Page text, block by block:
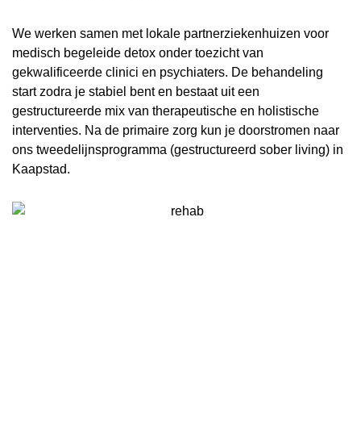
We werken samen met lokale partnerziekenhuizen voor
medisch begeleide detox onder toezicht van
gekwalificeerde clinici en psychiaters. De behandeling
start zodra je stabiel bent en bestaat uit een
gestructureerde mix van therapeutische en holistische
interventies. Na de primaire zorg kun je doorstromen naar
ons tweedelijnsprogramma (gestructureerd sober living) in
Kaapstad.